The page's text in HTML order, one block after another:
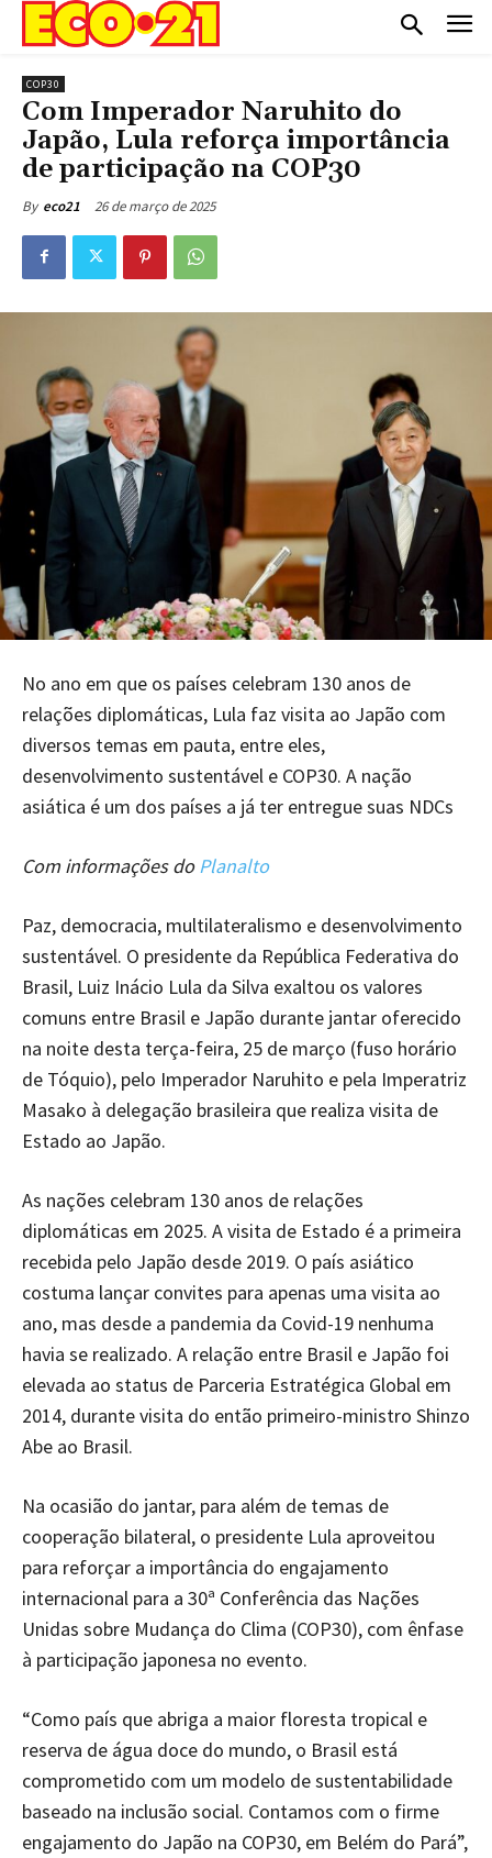
COP30
Com Imperador Naruhito do
Japão, Lula reforça importância
de participação na COP30
By eco21 26 de março de 2025
No ano em que os países celebram 130 anos de
relações diplomáticas, Lula faz visita ao Japão com
diversos temas em pauta, entre eles,
desenvolvimento sustentável e COP30. A nação
asiática é um dos países a já ter entregue suas NDCs
Com informações doPlanalto
Paz, democracia, multilateralismo e desenvolvimento
sustentável. O presidente da República Federativa do
Brasil, Luiz Inácio Lula da Silva exaltou os valores
comuns entre Brasil e Japão durante jantar oferecido
na noite desta terça-feira, 25 de março (fuso horário
de Tóquio), pelo Imperador Naruhito e pela Imperatriz
Masako à delegação brasileira que realiza visita de
Estado ao Japão.
As nações celebram 130 anos de relações
diplomáticas em 2025. A visita de Estado é a primeira
recebida pelo Japão desde 2019. O país asiático
costuma lançar convites para apenas uma visita ao
ano, mas desde a pandemia da Covid-19 nenhuma
havia se realizado. A relação entre Brasil e Japão foi
elevada ao status de Parceria Estratégica Global em
2014, durante visita do então primeiro-ministro Shinzo
Abe ao Brasil.
Na ocasião do jantar, para além de temas de
cooperação bilateral, o presidente Lula aproveitou
para reforçar a importância do engajamento
internacional para a 30ª Conferência das Nações
Unidas sobre Mudança do Clima (COP30), com ênfase
à participação japonesa no evento.
“Como país que abriga a maior floresta tropical e
reserva de água doce do mundo, o Brasil está
comprometido com um modelo de sustentabilidade
baseado na inclusão social. Contamos com o firme
engajamento do Japão na COP30, em Belém do Pará”,